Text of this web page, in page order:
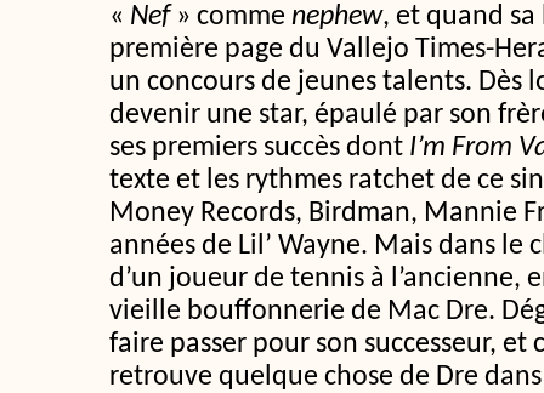
« Nef» comme nephew, et quand
première page du Vallejo Times-
un concours de jeunes talents. Dès
devenir une star, épaulé par son
ses premiers succès dont I’m From
texte et les rythmes ratchet de ce
Money Records, Birdman, Mannie
années de Lil’ Wayne. Mais dans le
d’un joueur de tennis à l’ancienne,
vieille bouffonnerie de Mac Dre.
faire passer pour son successeur, et
retrouve quelque chose de Dre